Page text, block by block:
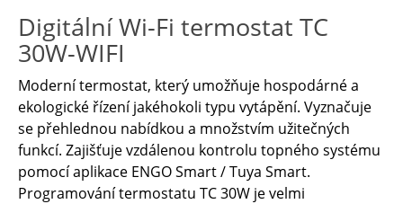
Digitální Wi-Fi termostat TC
30W-WIFI
Moderní termostat, který umožňuje hospodárné a
ekologické řízení jakéhokoli typu vytápění. Vyznačuje
se přehlednou nabídkou a množstvím užitečných
funkcí. Zajišťuje vzdálenou kontrolu topného systému
pomocí aplikace ENGO Smart / Tuya Smart.
Programování termostatu TC 30W je velmi